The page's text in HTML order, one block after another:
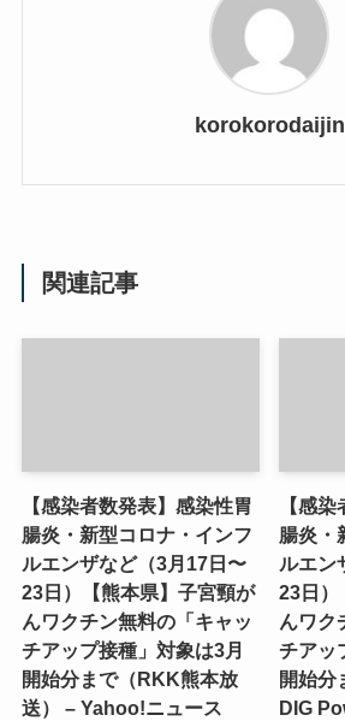
korokorodaijin
関連記事
【感染者数発表】感染性胃
腸炎・新型コロナ・インフ
ルエンザなど（3月17日〜
23日）【熊本県】子宮頸が
んワクチン無料の「キャッ
チアップ接種」対象は3月
開始分まで（RKK熊本放
送） – Yahoo!ニュース
【感
腸炎・
ルエン
23日）
んワク
チアッ
開始分
DIG